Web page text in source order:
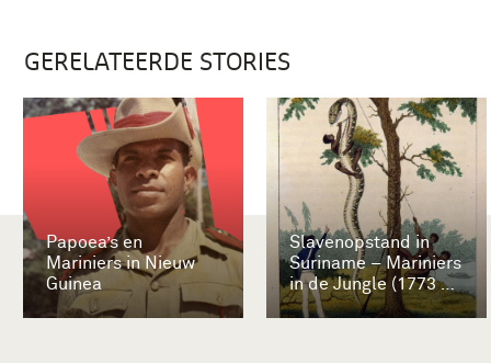
GERELATEERDE STORIES
Papoea’s en
Mariniers in Nieuw
Guinea
Slavenopstand in
Suriname – Mariniers
in de Jungle (1773 –
1777)